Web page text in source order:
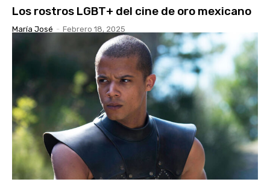
Los rostros LGBT+ del cine de oro mexicano
María José - Febrero 18, 2025